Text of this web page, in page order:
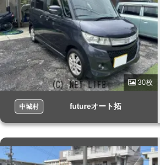
30枚
中城村 futureオート拓